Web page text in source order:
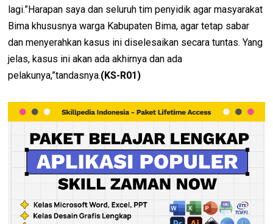
lagi.”Harapan saya dan seluruh tim penyidik agar masyarakat
Bima khususnya warga Kabupaten Bima, agar tetap sabar
dan menyerahkan kasus ini diselesaikan secara tuntas. Yang
jelas, kasus ini akan ada akhirnya dan ada
pelakunya,”tandasnya.(KS-R01)